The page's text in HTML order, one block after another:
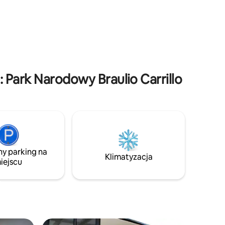
Narodowy Braulio Carrillo
parking na
Klimatyzacja